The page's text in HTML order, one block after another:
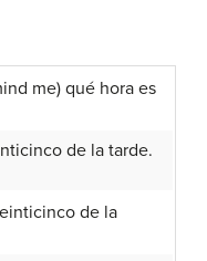
me) qué hora es
de la tarde.
de la